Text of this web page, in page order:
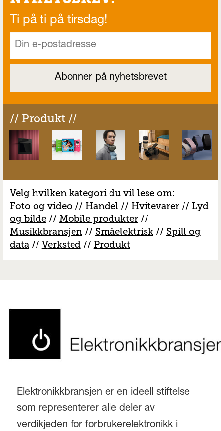
Ti på ti på tirsdag!
// Produkt //
Velg hvilken kategori du vil lese om:
Foto og video // Handel // Hvitevarer// Lyd
og bilde// Mobile produkter//
Musikkbransjen// Småelektrisk// Spill og
data// Verksted// Produkt
Elektronikkbransjen er en ideell stiftelse
som representerer alle deler av
verdikjeden for forbrukerelektronikk i